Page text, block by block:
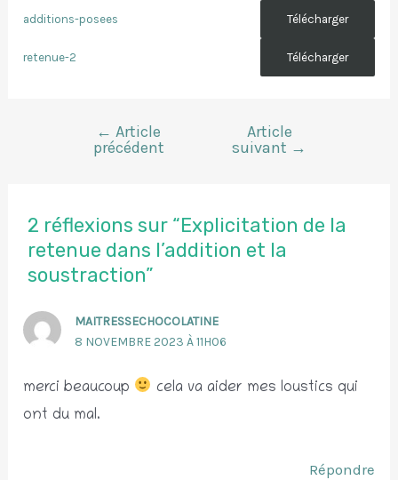
additions-posees Télécharger
retenue-2 Télécharger
Navigation
← Article
précédent
Article
suivant →
2 réflexions sur “Explicitation de la
retenue dans l’addition et la
soustraction”
MAITRESSECHOCOLATINE
8 NOVEMBRE 2023 À 11H06
merci beaucoup
cela va aider mes loustics qui
ont du mal.
Répondre